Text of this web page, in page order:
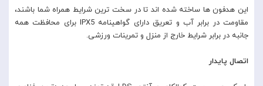
این هدفون ها ساخته شده اند تا در سخت ترین شرایط همراه شما باشند،
مقاومت در برابر آب و تعریق دارای گواهینامه IPX5 برای محافظت همه
جانبه در برابر شرایط خارج از منزل و تمرینات ورزشی.
اتصال پایدار